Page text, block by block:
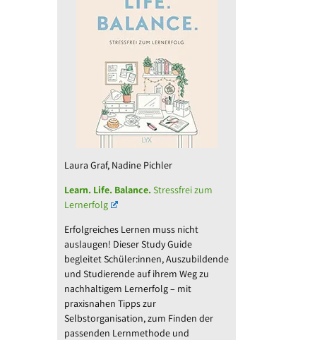
Laura Graf, Nadine Pichler
Learn. Life. Balance.Stressfrei zum
Lernerfolg
Erfolgreiches Lernen muss nicht
auslaugen! Dieser Study Guide
begleitet Schüler:innen, Auszubildende
und Studierende auf ihrem Weg zu
nachhaltigem Lernerfolg – mit
praxisnahen Tipps zur
Selbstorganisation, zum Finden der
passenden Lernmethode und